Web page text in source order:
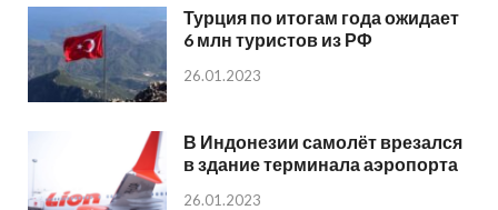
Турция по итогам года ожидает
6 млн туристов из РФ
26.01.2023
В Индонезии самолёт врезался
в здание терминала аэропорта
26.01.2023